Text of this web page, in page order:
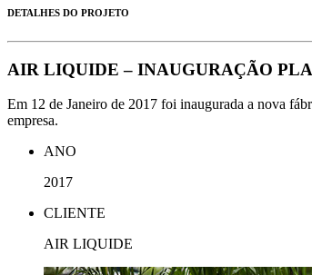
DETALHES DO PROJETO
AIR LIQUIDE – INAUGURAÇÃO
Em 12 de Janeiro de 2017 foi inaugurada a nova
empresa.
ANO
2017
CLIENTE
AIR LIQUIDE